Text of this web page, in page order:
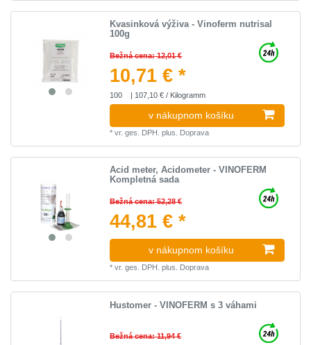
Kvasinková výživa - Vinoferm nutrisal
100g
Bežná cena: 12,01 €
10,71 € *
100 | 107,10 € / Kilogramm
v nákupnom košíku
*vr. ges. DPH. plus. Doprava
Acid meter, Acidometer - VINOFERM
Kompletná sada
Bežná cena: 52,28 €
44,81 € *
v nákupnom košíku
*vr. ges. DPH. plus. Doprava
Hustomer - VINOFERM s 3 váhami
Bežná cena: 11,94 €